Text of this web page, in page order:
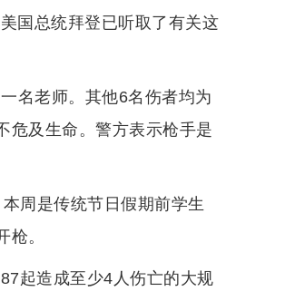
国总统拜登已听取了有关这
名老师。其他6名伤者均为
危及生命。警方表示枪手是
周是传统节日假期前学生
。
起造成至少4人伤亡的大规